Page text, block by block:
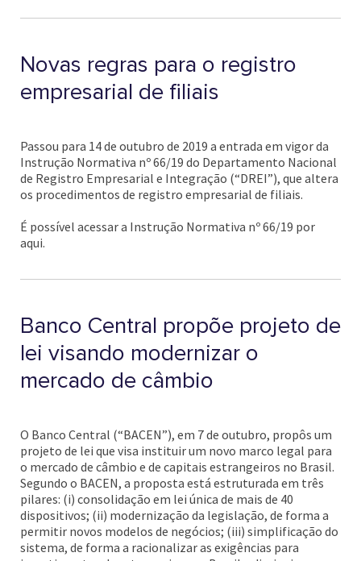
Novas regras para o registro
empresarial de filiais
Passou para 14 de outubro de 2019 a entrada em vigor da
Instrução Normativa nº 66/19 do Departamento Nacional
de Registro Empresarial e Integração (“DREI”), que altera
os procedimentos de registro empresarial de filiais.
É possível acessar a Instrução Normativa nº 66/19 por
aqui.
Banco Central propõe projeto de
lei visando modernizar o
mercado de câmbio
O Banco Central (“BACEN”), em 7 de outubro, propôs um
projeto de lei que visa instituir um novo marco legal para
o mercado de câmbio e de capitais estrangeiros no Brasil.
Segundo o BACEN, a proposta está estruturada em três
pilares: (i) consolidação em lei única de mais de 40
dispositivos; (ii) modernização da legislação, de forma a
permitir novos modelos de negócios; (iii) simplificação do
sistema, de forma a racionalizar as exigências para